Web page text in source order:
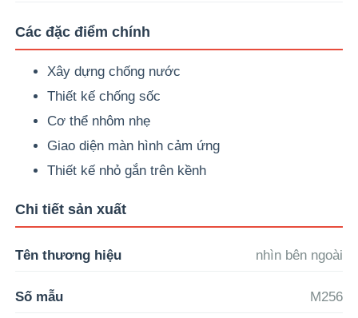
Trang chủ
Các sản phẩm
Về chúng tôi
Tham quan nhà máy
Kiểm soát chất lượng
LIÊN HỆ VỚI CHÚNG TÔI
Các đặc điểm chính
Xây dựng chống nước
Thiết kế chống sốc
Cơ thể nhôm nhẹ
Giao diện màn hình cảm ứng
Thiết kế nhỏ gắn trên kềnh
Chi tiết sản xuất
Tên thương hiệu nhìn bên ngoài
Số mẫu M256